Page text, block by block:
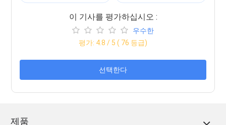
이 기사를 평가하십시오 :
우수한
평가: 4.8 / 5 ( 76 등급)
선택한다
제품